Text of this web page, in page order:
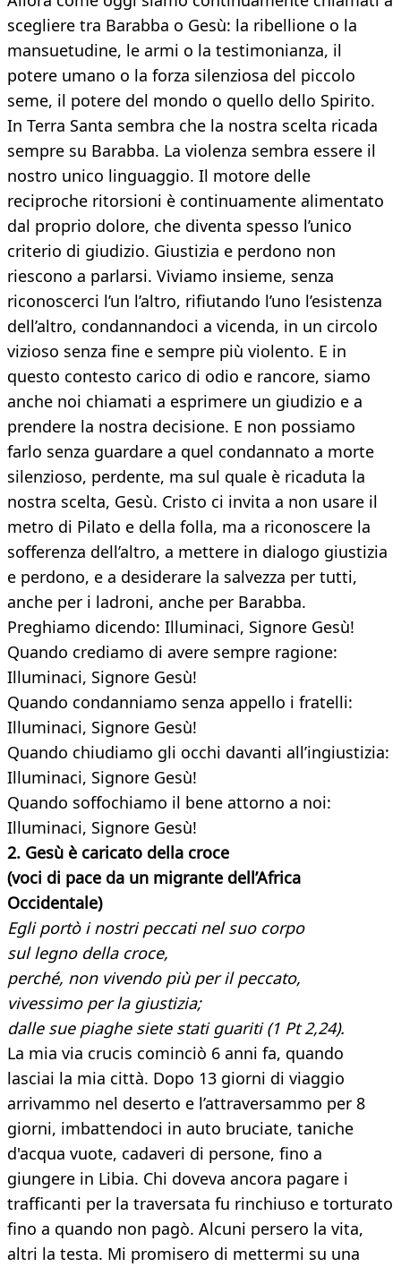
scegliere tra Barabba o Gesù: la ribellione o la
mansuetudine, le armi o la testimonianza, il
potere umano o la forza silenziosa del piccolo
seme, il potere del mondo o quello dello Spirito.
In Terra Santa sembra che la nostra scelta ricada
sempre su Barabba. La violenza sembra essere il
nostro unico linguaggio. Il motore delle
reciproche ritorsioni è continuamente alimentato
dal proprio dolore, che diventa spesso l’unico
criterio di giudizio. Giustizia e perdono non
riescono a parlarsi. Viviamo insieme, senza
riconoscerci l’un l’altro, rifiutando l’uno l’esistenza
dell’altro, condannandoci a vicenda, in un circolo
vizioso senza fine e sempre più violento. E in
questo contesto carico di odio e rancore, siamo
anche noi chiamati a esprimere un giudizio e a
prendere la nostra decisione. E non possiamo
farlo senza guardare a quel condannato a morte
silenzioso, perdente, ma sul quale è ricaduta la
nostra scelta, Gesù. Cristo ci invita a non usare il
metro di Pilato e della folla, ma a riconoscere la
sofferenza dell’altro, a mettere in dialogo giustizia
e perdono, e a desiderare la salvezza per tutti,
anche per i ladroni, anche per Barabba.
Preghiamo dicendo: Illuminaci, Signore Gesù!
Quando crediamo di avere sempre ragione:
Illuminaci, Signore Gesù!
Quando condanniamo senza appello i fratelli:
Illuminaci, Signore Gesù!
Quando chiudiamo gli occhi davanti all’ingiustizia:
Illuminaci, Signore Gesù!
Quando soffochiamo il bene attorno a noi:
Illuminaci, Signore Gesù!
2. Gesù è caricato della croce
(voci di pace da un migrante dell’Africa
Occidentale)
Egli portò i nostri peccati nel suo corpo
sul legno della croce,
perché, non vivendo più per il peccato,
vivessimo per la giustizia;
dalle sue piaghe siete stati guariti (1 Pt 2,24).
La mia via crucis cominciò 6 anni fa, quando
lasciai la mia città. Dopo 13 giorni di viaggio
arrivammo nel deserto e l’attraversammo per 8
giorni, imbattendoci in auto bruciate, taniche
d'acqua vuote, cadaveri di persone, fino a
giungere in Libia. Chi doveva ancora pagare i
trafficanti per la traversata fu rinchiuso e torturato
fino a quando non pagò. Alcuni persero la vita,
altri la testa. Mi promisero di mettermi su una